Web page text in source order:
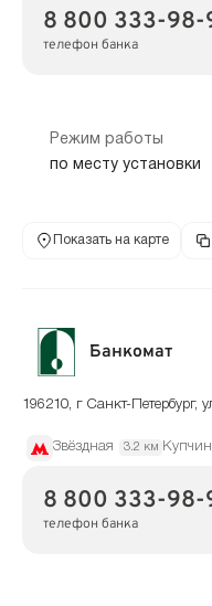
8 800 333-98-
телефон банка
Режим работы
по месту установки
Показать на карте
Банкомат
196210, г Санкт-Петербург,
Звёздная 3.2 км
8 800 333-98-
телефон банка